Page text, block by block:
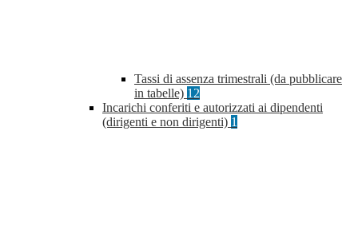
Tassi di assenza trimestrali (da pubblicare
in tabelle) 12
Incarichi conferiti e autorizzati ai dipendenti
(dirigenti e non dirigenti) 1